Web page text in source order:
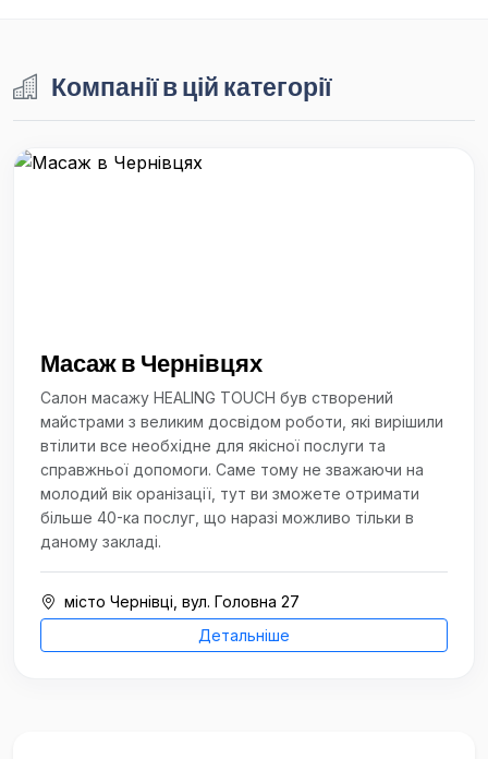
Компанії в цій категорії
Масаж в Чернівцях
Салон масажу HEALING TOUCH був створений
майстрами з великим досвідом роботи, які вирішили
втілити все необхідне для якісної послуги та
справжньої допомоги. Саме тому не зважаючи на
молодий вік оранізації, тут ви зможете отримати
більше 40-ка послуг, що наразі можливо тільки в
даному закладі.
місто Чернівці, вул. Головна 27
Детальніше